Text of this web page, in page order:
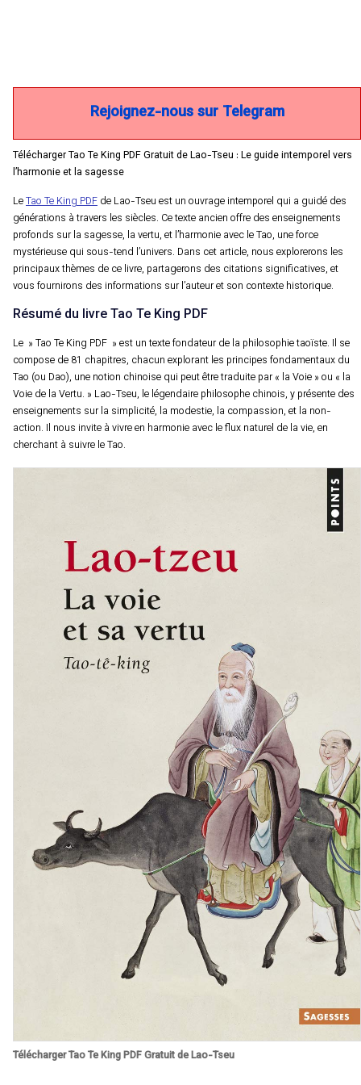
Rejoignez-nous sur Telegram
Télécharger Tao Te King PDF Gratuit de Lao-Tseu : Le guide intemporel vers
l’harmonie et la sagesse
LeTao Te King PDF de Lao-Tseu est un ouvrage intemporel qui a guidé des
générations à travers les siècles. Ce texte ancien offre des enseignements
profonds sur la sagesse, la vertu, et l’harmonie avec le Tao, une force
mystérieuse qui sous-tend l’univers. Dans cet article, nous explorerons les
principaux thèmes de ce livre, partagerons des citations significatives, et
vous fournirons des informations sur l’auteur et son contexte historique.
Résumé du livre Tao Te King PDF
Le » Tao Te King PDF » est un texte fondateur de la philosophie taoïste. Il se
compose de 81 chapitres, chacun explorant les principes fondamentaux du
Tao (ou Dao), une notion chinoise qui peut être traduite par « la Voie » ou « la
Voie de la Vertu. » Lao-Tseu, le légendaire philosophe chinois, y présente des
enseignements sur la simplicité, la modestie, la compassion, et la non-
action. Il nous invite à vivre en harmonie avec le flux naturel de la vie, en
cherchant à suivre le Tao.
Télécharger Tao Te King PDF Gratuit de Lao-Tseu